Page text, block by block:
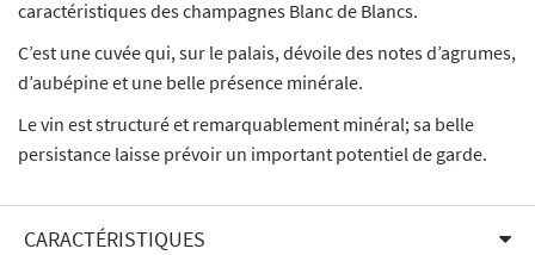
caractéristiques des champagnes Blanc de Blancs.
C’est une cuvée qui, sur le palais, dévoile des notes d’agrumes,
d’aubépine et une belle présence minérale.
Le vin est structuré et remarquablement minéral; sa belle
persistance laisse prévoir un important potentiel de garde.
CARACTÉRISTIQUES